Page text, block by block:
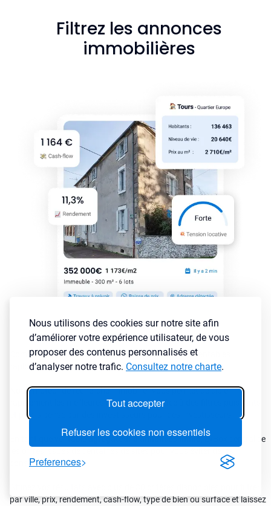
Nous utilisons des cookies sur notre site afin
d’améliorer votre expérience utilisateur, de vous
proposer des contenus personnalisés et
d’analyser notre trafic. Consultez notre charte.
Tout accepter
Refuser les cookies non essentiels
Preferences
Filtrez les annonces
immobilières
Comment sélectionner les annonces immobilières rentables
rapidement ?
Notre moteur de recherche immobilier vous permet de cibler
rapidement les meilleures opportunités grâce à des filtres puissants
et précis pensé par des investisseurs pour des investisseurs
En tant que véritableagrégateur d’annonces immo, LyBox centralise
consulter une à une.
par ville, prix, rendement, cash-flow, type de bien ou surface et laissez